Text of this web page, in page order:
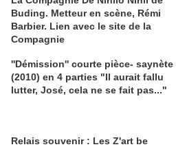
le dernier héros" de Leslie Charleris
Buding. Metteur en scène, Rémi
Barbier. Lien avec le site de la
Compagnie
''Démission'' courte pièce- saynète
(2010) en 4 parties "Il aurait fallu
lutter, José, cela ne se fait pas..."
Relais souvenir : Les Z'art be